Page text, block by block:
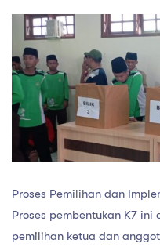
Proses Pemilihan dan
Proses pembentukan K7
pemilihan ketua dan